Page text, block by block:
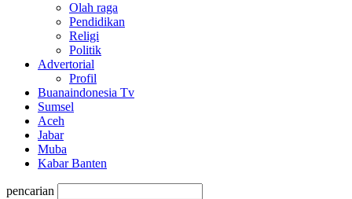
Olah raga
Pendidikan
Religi
Politik
Advertorial
Profil
Buanaindonesia Tv
Sumsel
Aceh
Jabar
Muba
Kabar Banten
pencarian